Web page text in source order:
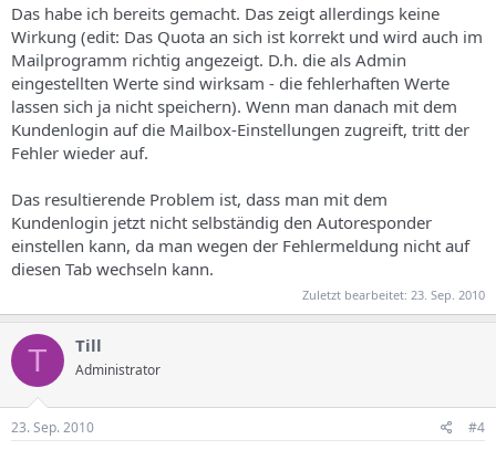
Das habe ich bereits gemacht. Das zeigt allerdings keine
Wirkung (edit: Das Quota an sich ist korrekt und wird auch im
Mailprogramm richtig angezeigt. D.h. die als Admin
eingestellten Werte sind wirksam - die fehlerhaften Werte
lassen sich ja nicht speichern). Wenn man danach mit dem
Kundenlogin auf die Mailbox-Einstellungen zugreift, tritt der
Fehler wieder auf.
Das resultierende Problem ist, dass man mit dem
Kundenlogin jetzt nicht selbständig den Autoresponder
einstellen kann, da man wegen der Fehlermeldung nicht auf
diesen Tab wechseln kann.
Zuletzt bearbeitet: 23. Sep. 2010
T Till
Administrator
23. Sep. 2010 #4